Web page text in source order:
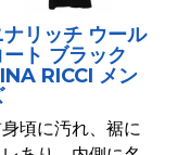
ナリッチ ウール
ート ブラック
RICCI メン
頃に汚れ、裾に